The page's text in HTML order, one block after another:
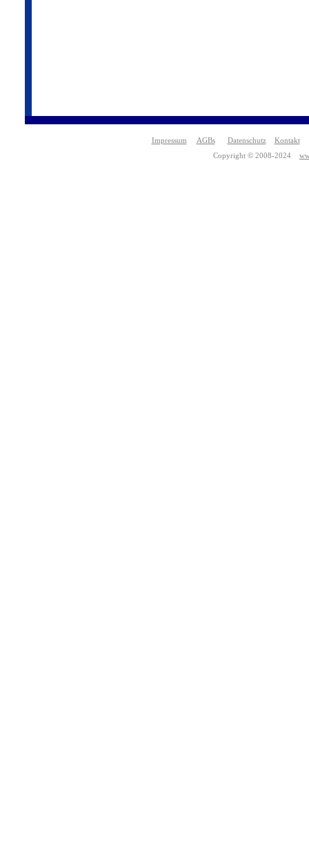
Impressum AGBs Datenschutz
Kontakt
Copyright © 2008-2024